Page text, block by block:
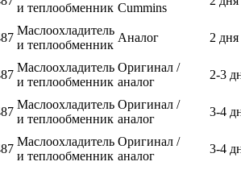
и теплообменник Cummins
Маслоохладитель
и теплообменник
Аналог 2 дня
Маслоохладитель
и теплообменник
Оригинал /
аналог
2-3
Маслоохладитель
и теплообменник
Оригинал /
аналог
3-4
Маслоохладитель
и теплообменник
Оригинал /
аналог
3-4